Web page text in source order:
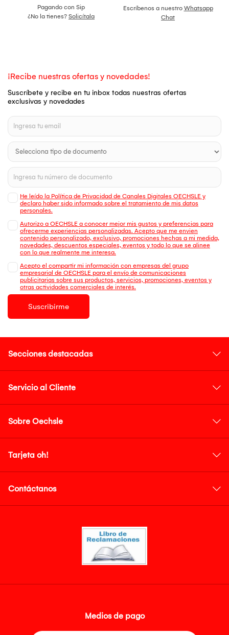
Pagando con Sip
¿No la tienes? Solicítala
Escríbenos a nuestro Whatsapp
Chat
¡Recibe nuestras ofertas y novedades!
Suscríbete y recibe en tu inbox todas nuestras ofertas
exclusivas y novedades
He leído la Política de Privacidad de Canales Digitales OECHSLE y
declaro haber sido informado sobre el tratamiento de mis datos
personales.
Autorizo a OECHSLE a conocer mejor mis gustos y preferencias para
ofrecerme experiencias personalizadas. Acepto que me envien
contenido personalizado, exclusivo, promociones hechas a mi medida,
novedades, descuentos especiales, eventos y todo lo que se alinee
con lo que realmente me interesa.
Acepto el compartir mi información con empresas del grupo
empresarial de OECHSLE para el envío de comunicaciones
publicitarias sobre sus productos, servicios, promociones, eventos y
otras actividades comerciales de interés.
Suscribirme
Secciones destacadas
Servicio al Cliente
Sobre Oechsle
Tarjeta oh!
Contáctanos
Medios de pago